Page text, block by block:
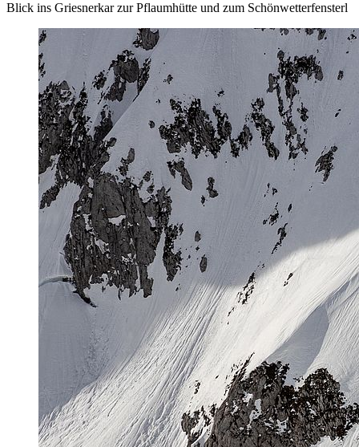
Blick ins Griesnerkar zur Pflaumhütte und zum Schönwetterfensterl